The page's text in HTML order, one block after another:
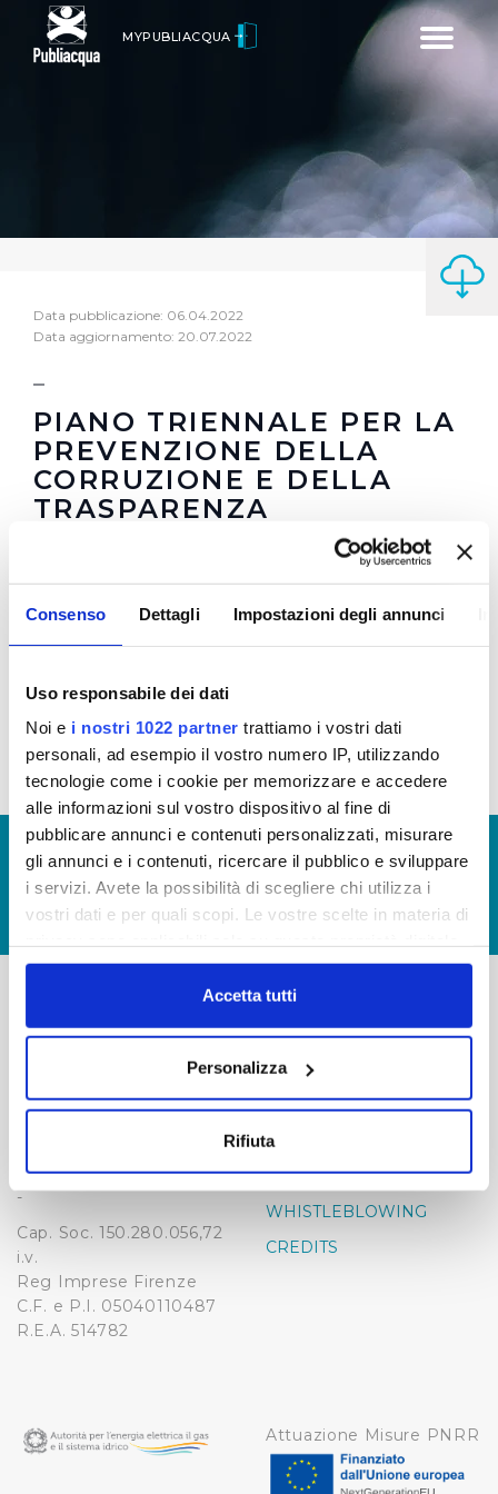
Consenso Dettagli Impostazioni degli annunci
Uso responsabile dei dati
Noi e i nostri 1022 partner trattiamo i vostri dati
personali, ad esempio il vostro numero IP, utilizzando
tecnologie come i cookie per memorizzare e accedere
alle informazioni sul vostro dispositivo al fine di
pubblicare annunci e contenuti personalizzati, misurare
gli annunci e i contenuti, ricercare il pubblico e sviluppare
i servizi. Avete la possibilità di scegliere chi utilizza i
vostri dati e per quali scopi. Le vostre scelte in materia di
in cui avete effettuato le vostre scelte. È possibile
modificare o revocare il proprio consenso in qualsiasi
momento dalla Dichiarazione sui cookie o facendo clic
Con il tuo consenso, vorremmo anche:
raccogliere informazioni sulla tua posizione
Identificare il tuo dispositivo, scansionandolo
attivamente alla ricerca di caratteristiche specifiche
Approfondisci come vengono elaborati i tuoi dati personali
e imposta le tue preferenze nella
Utilizziamo dei cookie tecnici necessari per rendere
fruibile il sito web abilitandone funzionalità di base quali
la navigazione sulle pagine e l'accesso alle aree
Accetta tutti
Personalizza
Rifiuta
Toggle
MYPUBLIACQUA
Data pubblicazione: 06.04.2022
Data aggiornamento: 20.07.2022
PIANO TRIENNALE PER LA
PREVENZIONE DELLA
CORRUZIONE E DELLA
TRASPARENZA
RegolamentoeAllegato 1per la Trasparenza e la
Prevenzione della Corruzione in vigore dal
08/10/2021 (Visualizza Documentazione)
Prevenzione della Corruzione (Visualizza
© Copyright 2017 - 2026
GLOSSARIO
GIUDICA IL SERVIZIO
LAVORA CON NOI
50126 Fi
-
Cap. Soc. 150.280.056,72
i.v.
Reg Imprese Firenze
C.F. e P.I. 05040110487
R.E.A. 514782
-
FAQ
PRIVACY POLICY
NOTE LEGALI
COOKIE
WHISTLEBLOWING
CREDITS
Attuazione Misure PNRR